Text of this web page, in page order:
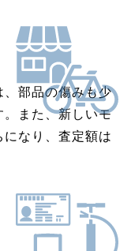
、部品の傷みも少
。また、新しいモ
なり、査定額は